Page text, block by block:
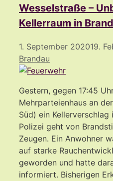
Wesselstraße –
Kellerraum in Brand
1. September 202019.
Brandau
Gestern, gegen 17:45
Mehrparteienhaus an
Süd) ein
Polizei geht von
Zeugen. Ein Anwohner
auf starke
geworden und hatte
informiert. Bisherigen